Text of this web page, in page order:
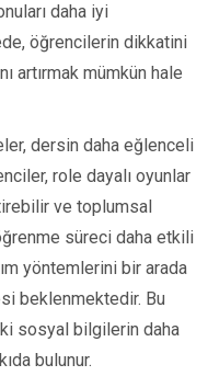
daha iyi
öğrencilerin dikkatini
artırmak mümkün hale
dersin daha eğlenceli
role dayalı oyunlar
ve toplumsal
süreci daha etkili
yöntemlerini bir arada
beklenmektedir. Bu
sosyal bilgilerin daha
bulunur.